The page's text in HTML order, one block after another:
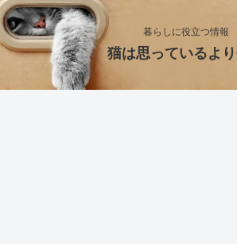
暮らしに役立つ情報
猫は思っているよ